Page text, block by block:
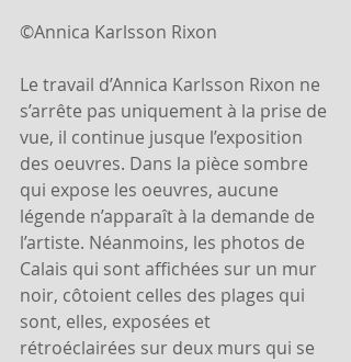
©Annica Karlsson Rixon
Le travail d’Annica Karlsson Rixon ne
s’arrête pas uniquement à la prise de
vue, il continue jusque l’exposition
des oeuvres. Dans la pièce sombre
qui expose les oeuvres, aucune
légende n’apparaît à la demande de
l’artiste. Néanmoins, les photos de
Calais qui sont affichées sur un mur
noir, côtoient celles des plages qui
sont, elles, exposées et
rétroéclairées sur deux murs qui se